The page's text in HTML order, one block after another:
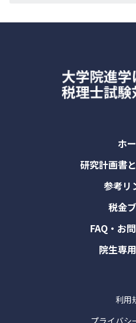
ホ
研究計画書
参考リ
税金
FAQ・お
院生専
利用
プライバシ